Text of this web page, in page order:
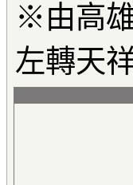
※由高
左轉天